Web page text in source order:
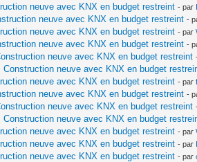
neuve avec KNX en budget restreint - par
neuve avec KNX en budget restreint -
neuve avec KNX en budget restreint - par
neuve avec KNX en budget restreint -
neuve avec KNX en budget restreint
Construction neuve avec KNX en budget
neuve avec KNX en budget restreint - par
neuve avec KNX en budget restreint -
neuve avec KNX en budget restreint
Construction neuve avec KNX en budget
neuve avec KNX en budget restreint - par
neuve avec KNX en budget restreint - par
neuve avec KNX en budget restreint - par